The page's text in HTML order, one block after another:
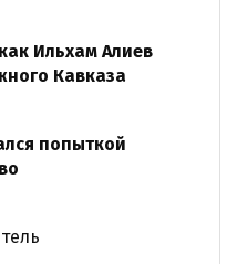
Ильхам Алиев
Кавказа
попыткой